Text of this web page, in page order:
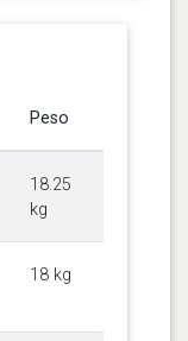
Peso
18.25
kg
18 kg